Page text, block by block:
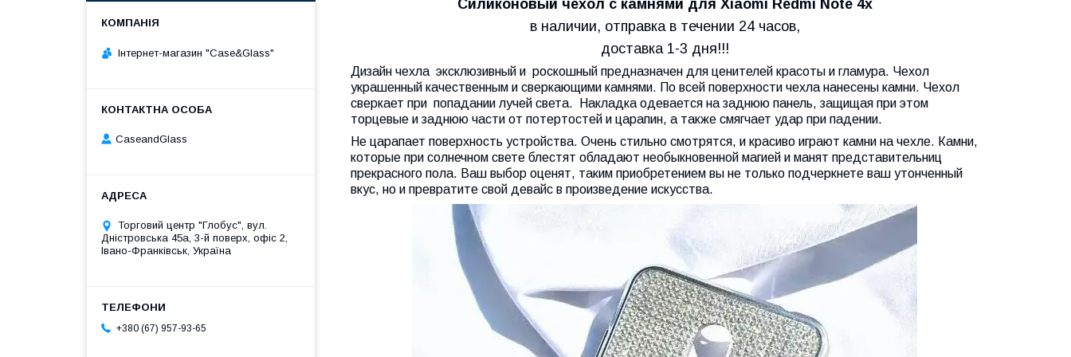
Силиконовый чехол с камнями для Xiaomi Redmi Note 4x
в наличии, отправка в течении 24 часов,
доставка 1-3 дня!!!
Дизайн чехла эксклюзивный и роскошный предназначен для ценителей красоты и гламура. Чехол
украшенный качественным и сверкающими камнями. По всей поверхности чехла нанесены камни. Чехол
сверкает при попадании лучей света. Накладка одевается на заднюю панель, защищая при этом
торцевые и заднюю части от потертостей и царапин, а также смягчает удар при падении.
Не царапает поверхность устройства. Очень стильно смотрятся, и красиво играют камни на чехле. Камни,
которые при солнечном свете блестят обладают необыкновенной магией и манят представительниц
прекрасного пола. Ваш выбор оценят, таким приобретением вы не только подчеркнете ваш утонченный
вкус, но и превратите свой девайс в произведение искусства.
Інтернет-магазин "Case&Glass"
CaseandGlass
Торговий центр "Глобус", вул.
Дністровська 45а, 3-й поверх, офіс 2,
Івано-Франківськ, Україна
+380 (67) 957-93-65